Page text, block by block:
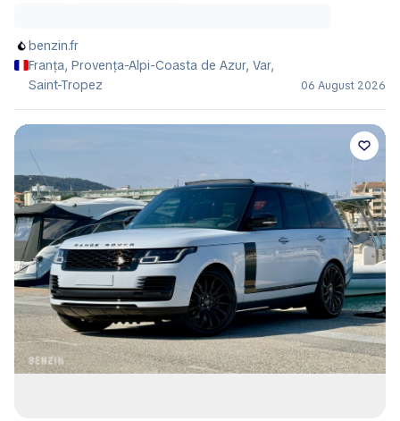
benzin.fr
Franța, Provența-Alpi-Coasta de Azur, Var,
Saint-Tropez
06 August 2026